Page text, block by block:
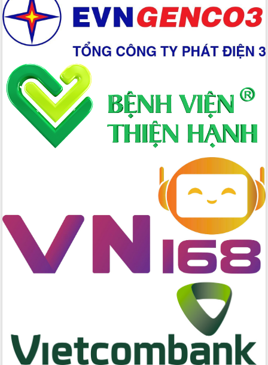
Ứng dụng sinh trắc học - Bước tiến
trong hành trình chuyển đổi số tại Đắk
Đắk Lắk nâng cao hiệu quả công tác
Đảng từ Sổ tay đảng viên điện tử
Đắk Lắk đẩy mạnh nuôi biển công
nghệ, hướng tới phát triển thủy sản
bền vững
Tập huấn nâng cao năng lực triển khai
chuyển đổi số cho cán bộ, công chức
Đắk Lắk phát động hưởng ứng Ngày
Tổ chức trang trọng Lễ hội Đền thờ
Lương Văn Chánh năm 2026
Phó Bí thư Tỉnh ủy Đắk Lắk Đỗ Hữu
Huy giữ chức Bí thư Đảng ủy Ủy Ban
Nhân dân tỉnh
Đánh giá, rút kinh nghiệm công tác tổ
chức diễn tập trước ngày bầu cử